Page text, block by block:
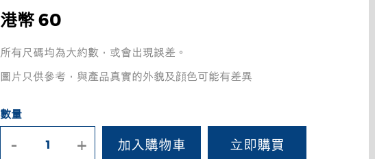
港幣 60
所有尺碼均為大約數，或會出現誤差。
圖片只供參考，與產品真實的外貌及顔色可能有差異
數量
- +